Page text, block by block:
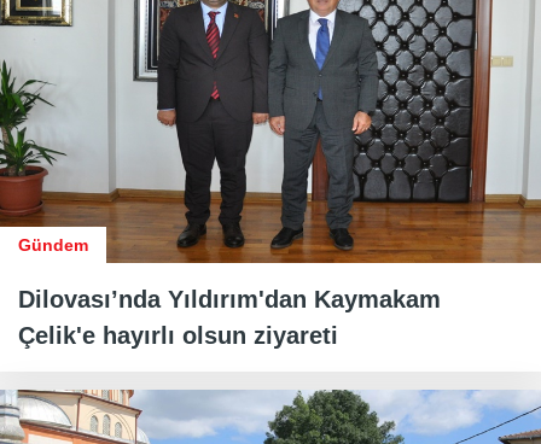
Gündem
Dilovası’nda Yıldırım'dan Kaymakam
Çelik'e hayırlı olsun ziyareti